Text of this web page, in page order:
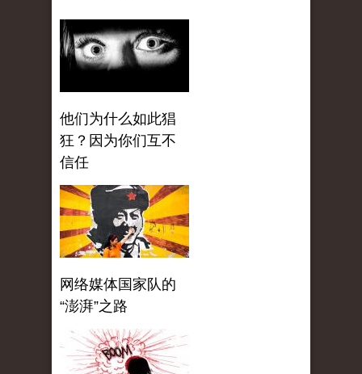
他们为什么如此猖
狂？因为你们互不
信任
网络媒体国家队的
“澎湃”之路